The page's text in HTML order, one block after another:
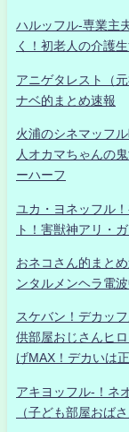
ハルッフル-専業主
く！初老人の介護
アニゲタレスト（
ナベ的まとめ速報
火浦のシネマッフ
人オカマちゃんの
ーハーフ
ユカ・ヨネッフル
ト！害獣神アリ・
おネコさん的まと
ンタルメンヘラ電
スケバン！デカッ
供部屋おじさんヒ
げMAX！デカいは
アキヨッフル-！ネ
（子ども部屋おば